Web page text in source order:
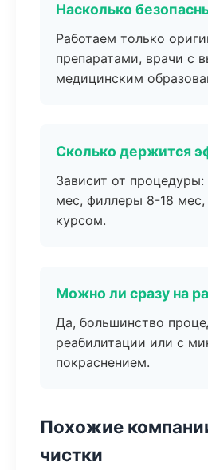
Насколько
Работаем только
препаратами, врачи с
медицинским
Сколько держится
Зависит от
мес, филлеры 8-18
курсом.
Можно ли сразу на
Да, большинство
реабилитации или с
покраснением.
Похожие
чистки